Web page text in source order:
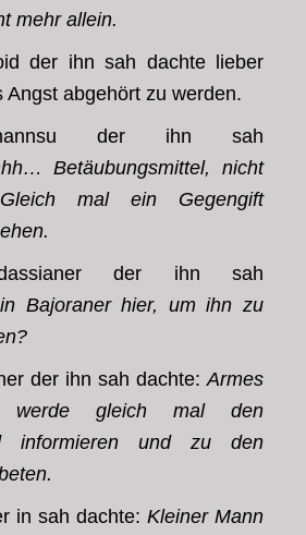
mehr allein.
der ihn sah dachte lieber
Angst abgehört zu werden.
der ihn sah
Betäubungsmittel, nicht
mal ein Gegengift
der ihn sah
Bajoraner hier, um ihn zu
der ihn sah dachte: Armes
werde gleich mal den
informieren und zu den
in sah dachte:Kleiner Mann